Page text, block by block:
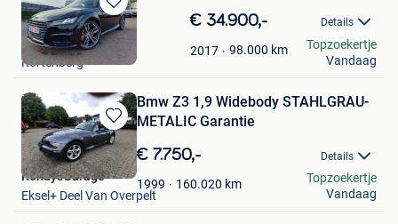
Bewaren
in
Mijn
Favorieten
€ 34.900,- Details
2017 98.000 km
Nicolas
Kortenberg
Topzoekertje
Vandaag
Bewaren
in
Mijn
Favorieten
Bmw Z3 1,9 Widebody STAHLGRAU-
METALIC Garantie
€ 7.750,- Details
1999 160.020 km
KondysGarage
Eksel+ Deel Van Overpelt
Topzoekertje
Vandaag